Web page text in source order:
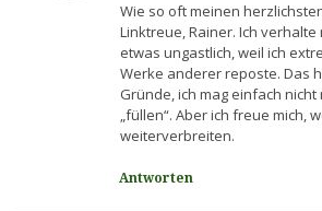
Wie so oft meinen
Linktreue, Rainer. Ich verhalte
etwas ungastlich, weil ich
Werke anderer reposte. Das
Gründe, ich mag einfach nicht
„füllen“. Aber ich freue mich,
weiterverbreiten.
Antworten